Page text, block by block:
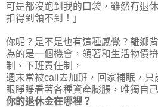
可是都沒跑到我的口袋，雖然有退
扣得到領不到！」
你呢？是不是也有這種感覺？離鄉
為的是一個機會，領著和生活物價
制、下班責任制，
週末常被call去加班，回家補眠，只
眼睜睜看著各種資產膨脹，唯獨自
你的退休金在哪裡？